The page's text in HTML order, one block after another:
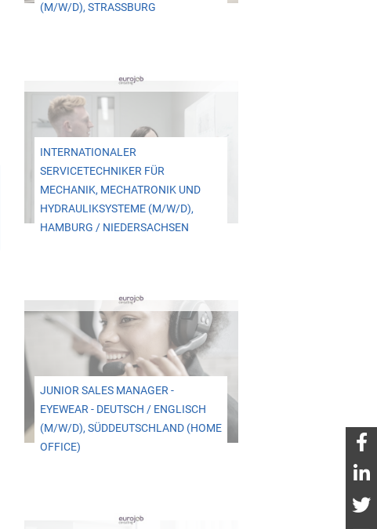
(M/W/D), STRASSBURG
INTERNATIONALER
SERVICETECHNIKER FÜR
MECHANIK, MECHATRONIK UND
HYDRAULIKSYSTEME (M/W/D),
HAMBURG / NIEDERSACHSEN
JUNIOR SALES MANAGER -
EYEWEAR - DEUTSCH / ENGLISCH
(M/W/D), SÜDDEUTSCHLAND (HOME
OFFICE)